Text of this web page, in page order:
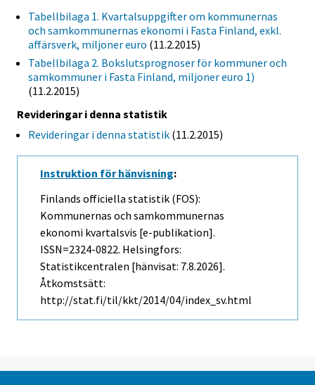
Tabellbilaga 1. Kvartalsuppgifter om kommunernas
och samkommunernas ekonomi i Fasta Finland, exkl.
affärsverk, miljoner euro (11.2.2015)
Tabellbilaga 2. Bokslutsprognoser för kommuner och
samkommuner i Fasta Finland, miljoner euro 1)
(11.2.2015)
Revideringar i denna statistik
Revideringar i denna statistik (11.2.2015)
Instruktion för hänvisning:
Finlands officiella statistik (FOS):
Kommunernas och samkommunernas
ekonomi kvartalsvis [e-publikation].
ISSN=2324-0822. Helsingfors:
Statistikcentralen [hänvisat: 7.8.2026].
Åtkomstsätt:
http://stat.fi/til/kkt/2014/04/index_sv.html